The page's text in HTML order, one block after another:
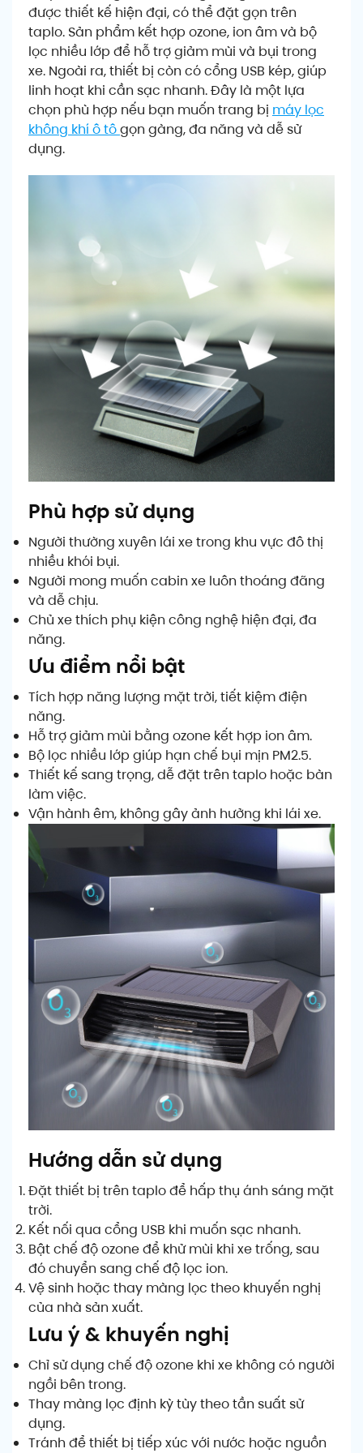
được thiết kế hiện đại, có thể đặt gọn trên
taplo. Sản phẩm kết hợp ozone, ion âm và bộ
lọc nhiều lớp để hỗ trợ giảm mùi và bụi trong
xe. Ngoài ra, thiết bị còn có cổng USB kép, giúp
linh hoạt khi cần sạc nhanh. Đây là một lựa
chọn phù hợp nếu bạn muốn trang bị máy lọc
không khí ô tôgọn gàng, đa năng và dễ sử
dụng.
Phù hợp sử dụng
Người thường xuyên lái xe trong khu vực đô thị
nhiều khói bụi.
Người mong muốn cabin xe luôn thoáng đãng
và dễ chịu.
Chủ xe thích phụ kiện công nghệ hiện đại, đa
năng.
Ưu điểm nổi bật
Tích hợp năng lượng mặt trời, tiết kiệm điện
năng.
Hỗ trợ giảm mùi bằng ozone kết hợp ion âm.
Bộ lọc nhiều lớp giúp hạn chế bụi mịn PM2.5.
Thiết kế sang trọng, dễ đặt trên taplo hoặc bàn
làm việc.
Vận hành êm, không gây ảnh hưởng khi lái xe.
Hướng dẫn sử dụng
Đặt thiết bị trên taplo để hấp thụ ánh sáng mặt
trời.
Kết nối qua cổng USB khi muốn sạc nhanh.
Bật chế độ ozone để khử mùi khi xe trống, sau
đó chuyển sang chế độ lọc ion.
Vệ sinh hoặc thay màng lọc theo khuyến nghị
của nhà sản xuất.
Lưu ý & khuyến nghị
Chỉ sử dụng chế độ ozone khi xe không có người
ngồi bên trong.
Thay màng lọc định kỳ tùy theo tần suất sử
dụng.
Tránh để thiết bị tiếp xúc với nước hoặc nguồn